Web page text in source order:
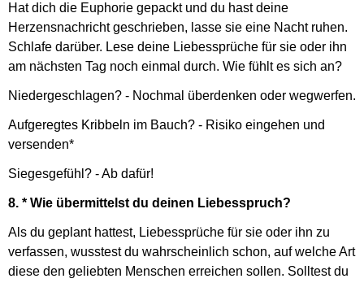
Hat dich die Euphorie gepackt und du hast deine
Herzensnachricht geschrieben, lasse sie eine Nacht ruhen.
Schlafe darüber. Lese deine Liebessprüche für sie oder ihn
am nächsten Tag noch einmal durch. Wie fühlt es sich an?
Niedergeschlagen? - Nochmal überdenken oder wegwerfen.
Aufgeregtes Kribbeln im Bauch? - Risiko eingehen und
versenden*
Siegesgefühl? - Ab dafür!
8. * Wie übermittelst du deinen Liebesspruch?
Als du geplant hattest, Liebessprüche für sie oder ihn zu
verfassen, wusstest du wahrscheinlich schon, auf welche Art
diese den geliebten Menschen erreichen sollen. Solltest du